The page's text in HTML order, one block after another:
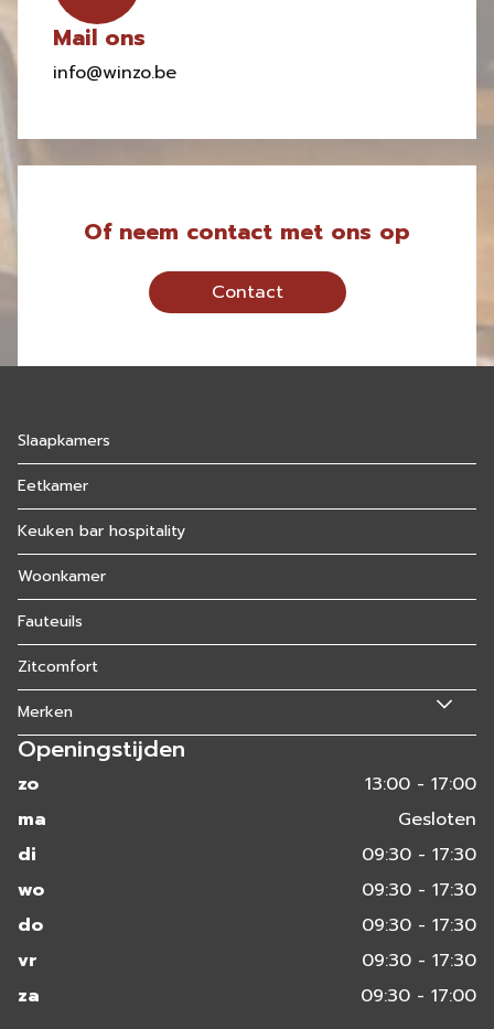
Mail ons
info@winzo.be
Of neem contact met ons op
Contact
Slaapkamers
Eetkamer
Keuken bar hospitality
Woonkamer
Fauteuils
Zitcomfort
Merken
Openingstijden
zo
13:00 - 17:00
ma
Gesloten
di
09:30 - 17:30
wo
09:30 - 17:30
do
09:30 - 17:30
vr
09:30 - 17:30
za
09:30 - 17:00